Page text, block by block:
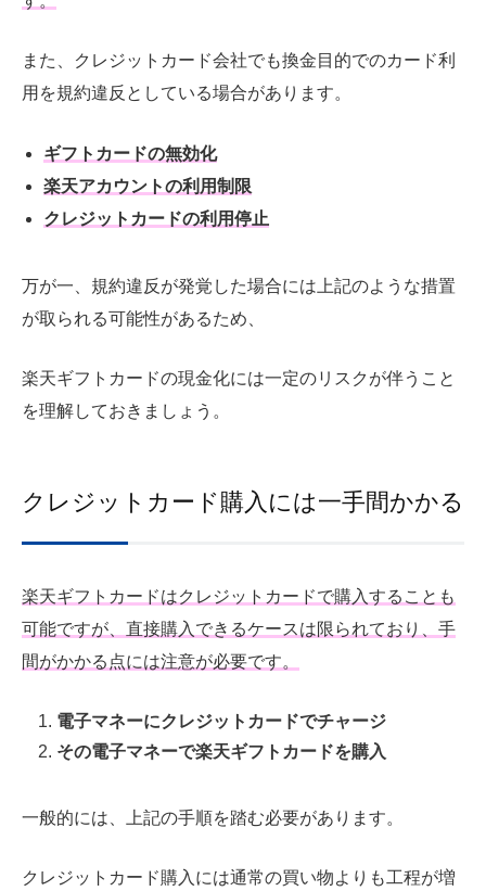
また、クレジットカード会社でも換金目的でのカード利
用を規約違反としている場合があります。
ギフトカードの無効化
楽天アカウントの利用制限
クレジットカードの利用停止
万が一、規約違反が発覚した場合には上記のような措置
が取られる可能性があるため、
楽天ギフトカードの現金化には一定のリスクが伴うこと
を理解しておきましょう。
クレジットカード購入には一手間かかる
楽天ギフトカードはクレジットカードで購入することも
可能ですが、直接購入できるケースは限られており、手
間がかかる点には注意が必要です。
電子マネーにクレジットカードでチャージ
その電子マネーで楽天ギフトカードを購入
一般的には、上記の手順を踏む必要があります。
クレジットカード購入には通常の買い物よりも工程が増